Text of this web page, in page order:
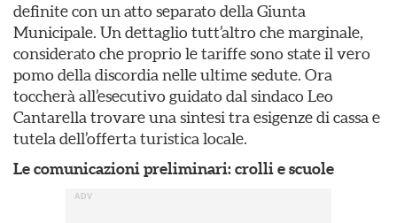
definite con un atto separato della Giunta
Municipale. Un dettaglio tutt’altro che marginale,
considerato che proprio le tariffe sono state il vero
pomo della discordia nelle ultime sedute. Ora
toccherà all’esecutivo guidato dal sindaco Leo
Cantarella trovare una sintesi tra esigenze di cassa e
tutela dell’offerta turistica locale.
Le comunicazioni preliminari: crolli e scuole